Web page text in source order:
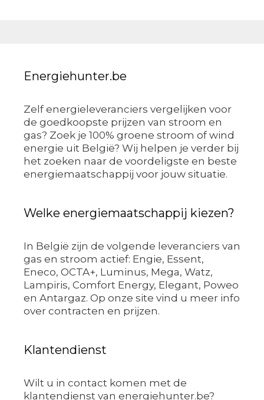
Energiehunter.be
Zelf energieleveranciers vergelijken voor
de goedkoopste prijzen van stroom en
gas? Zoek je 100% groene stroom of wind
energie uit België? Wij helpen je verder bij
het zoeken naar de voordeligste en beste
energiemaatschappij voor jouw situatie.
Welke energiemaatschappij kiezen?
In België zijn de volgende leveranciers van
gas en stroom actief: Engie, Essent,
Eneco, OCTA+, Luminus, Mega, Watz,
Lampiris, Comfort Energy, Elegant, Poweo
en Antargaz. Op onze site vind u meer info
over contracten en prijzen.
Klantendienst
Wilt u in contact komen met de
klantendienst van energiehunter.be?